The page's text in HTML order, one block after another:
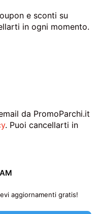
e sconti su
in ogni momento.
da PromoParchi.it
. Puoi cancellarti in
aggiornamenti gratis!